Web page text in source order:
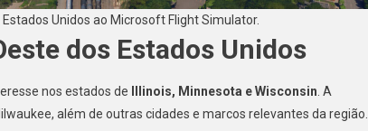
Unidos ao Microsoft Flight Simulator.
dos Estados Unidos
nos estados de Illinois, Minnesota e Wisconsin. A
além de outras cidades e marcos relevantes da região.